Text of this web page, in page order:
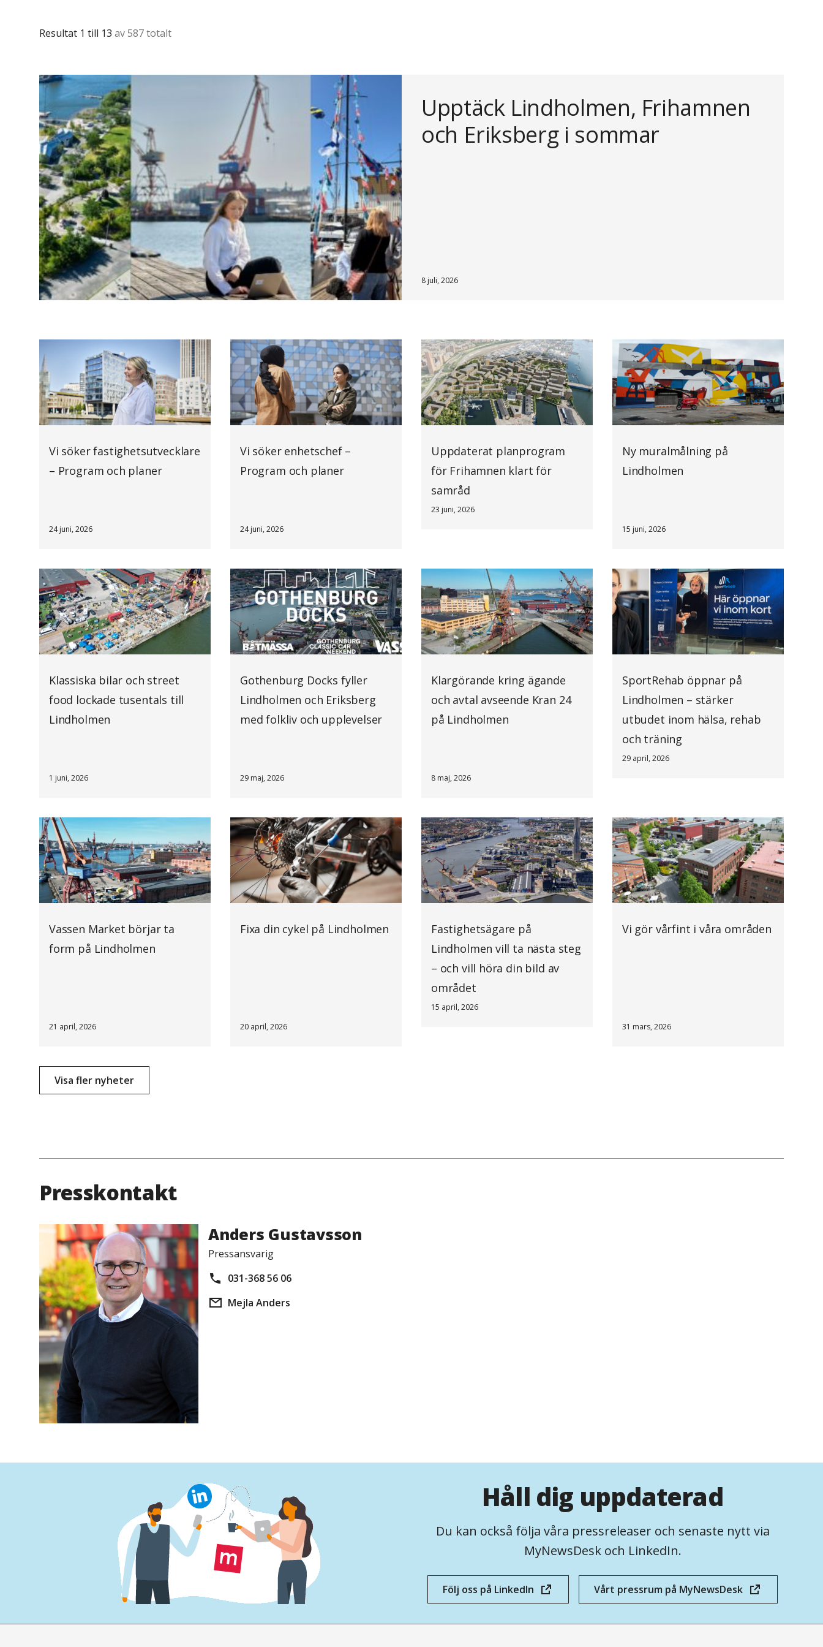
Resultat 1 till 13 av 587 totalt
Upptäck Lindholmen, Frihamnen
och Eriksberg i sommar
8 juli, 2026
Vi söker fastighetsutvecklare
– Program och planer
24 juni, 2026
Vi söker enhetschef –
Program och planer
24 juni, 2026
Uppdaterat planprogram
för Frihamnen klart för
samråd
23 juni, 2026
Ny muralmålning på
Lindholmen
15 juni, 2026
Klassiska bilar och street
food lockade tusentals till
Lindholmen
1 juni, 2026
Gothenburg Docks fyller
Lindholmen och Eriksberg
med folkliv och upplevelser
29 maj, 2026
Klargörande kring ägande
och avtal avseende Kran 24
på Lindholmen
8 maj, 2026
SportRehab öppnar på
Lindholmen – stärker
utbudet inom hälsa, rehab
och träning
29 april, 2026
Vassen Market börjar ta
form på Lindholmen
21 april, 2026
Fixa din cykel på Lindholmen
20 april, 2026
Fastighetsägare på
Lindholmen vill ta nästa steg
– och vill höra din bild av
området
15 april, 2026
Vi gör vårfint i våra områden
31 mars, 2026
Visa fler nyheter
Presskontakt
Anders Gustavsson
Pressansvarig
031-368 56 06
Mejla Anders
Håll dig uppdaterad
Du kan också följa våra pressreleaser och senaste nytt via
MyNewsDesk och LinkedIn.
Följ oss på LinkedIn
(öppnas
Vårt pressrum på MyNewsDesk
(öppnas